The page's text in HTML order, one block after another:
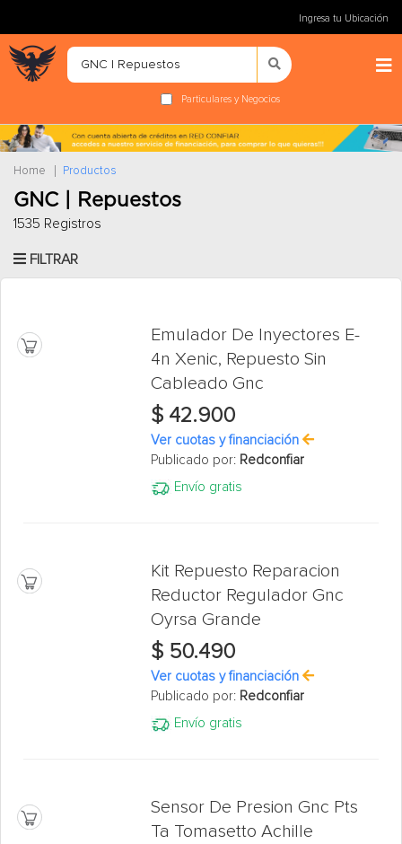
Ingresa tu Ubicación
Particulares y Negocios
Home Productos
GNC | Repuestos
1535 Registros
FILTRAR
Emulador De Inyectores E-
4n Xenic, Repuesto Sin
Cableado Gnc
$ 42.900
Ver cuotas y financiación
Publicado por: Redconfiar
Envío gratis
Kit Repuesto Reparacion
Reductor Regulador Gnc
Oyrsa Grande
$ 50.490
Ver cuotas y financiación
Publicado por: Redconfiar
Envío gratis
Sensor De Presion Gnc Pts
Ta Tomasetto Achille